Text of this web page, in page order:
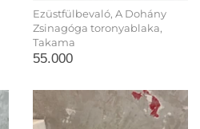
Ezüstfülbevaló, A Dohány
Zsinagóga toronyablaka,
Takama
55.000